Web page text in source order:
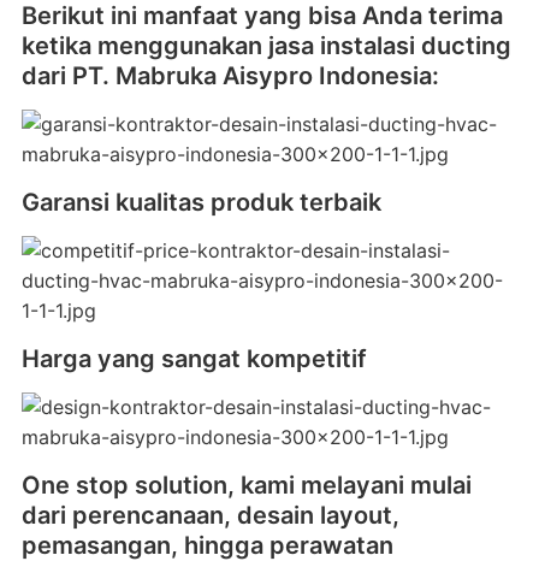
Berikut ini manfaat yang bisa Anda terima
ketika menggunakan jasa instalasi ducting
dari PT. Mabruka Aisypro Indonesia:
Garansi kualitas produk terbaik
Harga yang sangat kompetitif
One stop solution, kami melayani mulai
dari perencanaan, desain layout,
pemasangan, hingga perawatan